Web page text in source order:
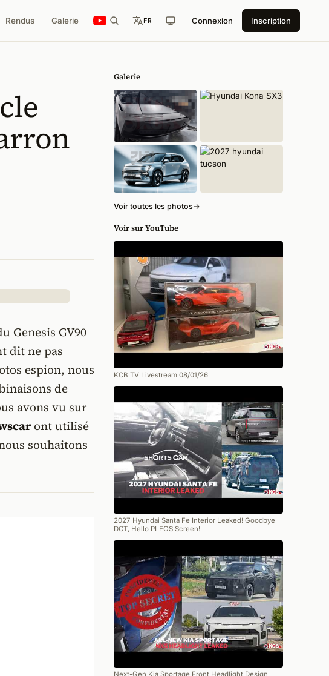
Rendus Galerie FR Connexion Inscription
Genesis GV90
dit ne pas
espion, nous
de
avons vu sur
ont utilisé
souhaitons
Galerie
Voir toutes les photos→
Voir sur YouTube
KCB TV Livestream 08/01/26
2027 Hyundai Santa Fe Interior Leaked! Goodbye
DCT, Hello PLEOS Screen!
Next-Gen Kia Sportage Front Headlight Design